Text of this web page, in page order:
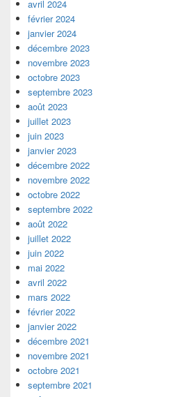
avril 2024
février 2024
janvier 2024
décembre 2023
novembre 2023
octobre 2023
septembre 2023
août 2023
juillet 2023
juin 2023
janvier 2023
décembre 2022
novembre 2022
octobre 2022
septembre 2022
août 2022
juillet 2022
juin 2022
mai 2022
avril 2022
mars 2022
février 2022
janvier 2022
décembre 2021
novembre 2021
octobre 2021
septembre 2021